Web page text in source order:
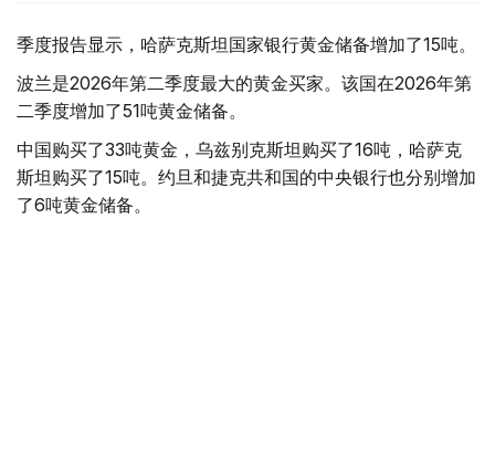
季度报告显示，哈萨克斯坦国家银行黄金储备增加了15吨。
波兰是2026年第二季度最大的黄金买家。该国在2026年第
二季度增加了51吨黄金储备。
中国购买了33吨黄金，乌兹别克斯坦购买了16吨，哈萨克
斯坦购买了15吨。约旦和捷克共和国的中央银行也分别增加
了6吨黄金储备。